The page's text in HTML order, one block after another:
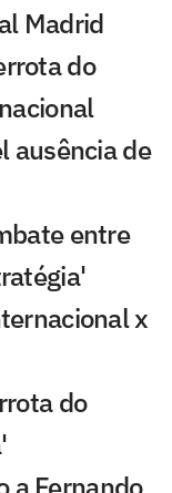
Madrid
do
ausência de
entre
x
do